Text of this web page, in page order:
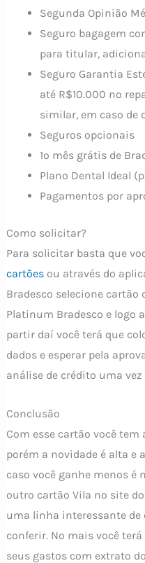
Segunda Opinião
Seguro bagagem
para titular,
Seguro Garantia
até R$10.000 no
similar, em caso de
Seguros opcionais
1º mês grátis de
Plano Dental Ideal
Pagamentos por
Como solicitar?
Para solicitar basta que
cartõesou através do
Bradesco selecione cartão
Platinum Bradesco e logo
partir daí você terá que
dados e esperar pela
análise de crédito uma
Conclusão
Com esse cartão você
porém a novidade é alta e
caso você ganhe menos é
outro cartão Vila no site
uma linha interessante de
conferir. No mais você
seus gastos com extrato